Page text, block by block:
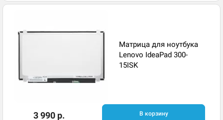
Матрица для ноутбука
Lenovo IdeaPad 300-
15ISK
3 990 р. В корзину